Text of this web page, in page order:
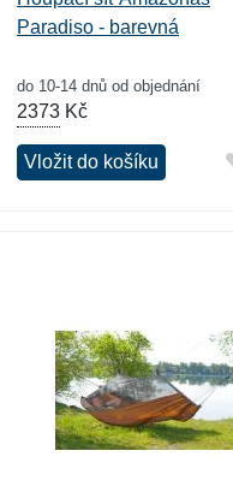
Paradiso - barevná
do 10-14 dnů od objednání
2373Kč
Vložit do košíku